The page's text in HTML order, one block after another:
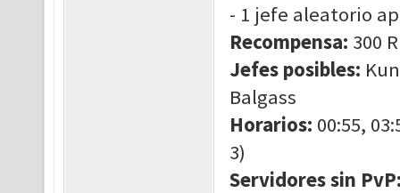
- 1 jefe aleatorio
Recompensa: 300
Jefes posibles:
Balgass
Horarios: 00:55,
3)
Servidores sin